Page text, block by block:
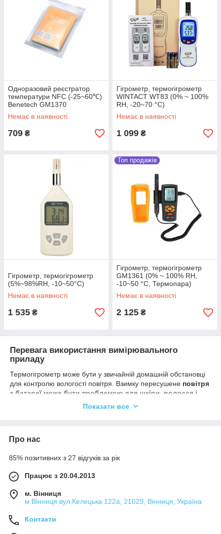
Одноразовий реєстратор
температури NFC (-25~60℃)
Benetech GM1370
Немає в наявності
709 ₴
Гігрометр, термогігрометр
WINTACT WT83 (0% ~ 100%
RH, -20~70 °C)
Немає в наявності
1 099 ₴
Гігрометр, термогігрометр
(5%~98%RH, -10~50°С)
Немає в наявності
1 535 ₴
Топ продажів
Гігрометр, термогігрометр
GM1361 (0% ~ 100% RH,
-10~50 °C, Термопара)
Немає в наявності
2 125 ₴
Перевага використання вимірювального
приладу
Термогігрометр може бути у звичайній домашній обстановці
для контролю вологості повітря. Взимку пересушене повітря
з батареї може бути проблемою для шкіри, волосся і
, а також викликати підвищення чутливості
зволожувачів повітря. Це
діти, алергіки і люди з астмою.
Оскільки рівень комфорту безпосередньо залежить від
вологості, намагайтеся підтримувати його на
рекомендованому рівні 40-50%. Незалежно від погоди на
вулиці ви завжди можете підтримувати комфортну
зволожувачі.
Прилад для вимірювання вологості повітря також корисний
Показати все
Про нас
85% позитивних з 27 відгуків за рік
Працює з 20.04.2013
м. Вінниця
м.Вінниця вул.Келецька 122а, 21029, Вінниця, Україна
Контакти